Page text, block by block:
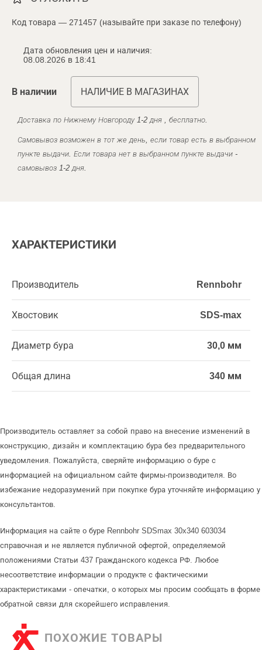
Код товара — 271457 (называйте при заказе по телефону)
Дата обновления цен и наличия:
08.08.2026 в 18:41
В наличии НАЛИЧИЕ В МАГАЗИНАХ
Доставка по Нижнему Новгороду 1-2 дня , бесплатно.
Самовывоз возможен в тот же день, если товар есть в выбранном
пункте выдачи. Если товара нет в выбранном пункте выдачи -
самовывоз 1-2 дня.
ХАРАКТЕРИСТИКИ
Производитель Rennbohr
Хвостовик SDS-max
Диаметр бура 30,0 мм
Общая длина 340 мм
Производитель оставляет за собой право на внесение изменений в
конструкцию, дизайн и комплектацию бура без предварительного
уведомления. Пожалуйста, сверяйте информацию о буре с
информацией на официальном сайте фирмы-производителя. Во
избежание недоразумений при покупке бура уточняйте информацию у
консультантов.
Информация на сайте о буре Rennbohr SDSmax 30x340 603034
справочная и не является публичной офертой, определяемой
положениями Статьи 437 Гражданского кодекса РФ. Любое
несоответствие информации о продукте с фактическими
характеристиками - опечатки, о которых мы просим сообщать в форме
обратной связи для скорейшего исправления.
ПОХОЖИЕ ТОВАРЫ